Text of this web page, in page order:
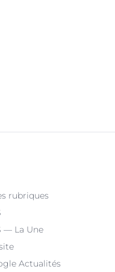
rubriques
— La Une
Actualités